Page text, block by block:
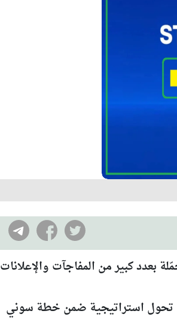
بعدد كبير من المفاجآت والإعلانات
تحول استراتيجية ضمن خطة سوني